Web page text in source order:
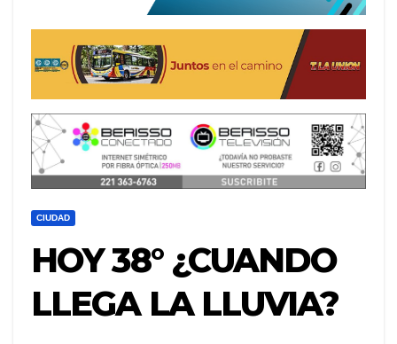
CIUDAD
HOY 38° ¿CUANDO
LLEGA LA LLUVIA?